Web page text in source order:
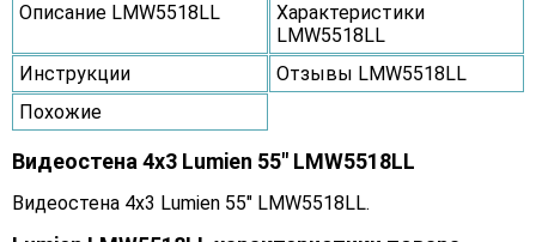
Описание LMW5518LL
Характеристики
LMW5518LL
Инструкции
Отзывы LMW5518LL
Похожие
Видеостена 4x3 Lumien 55" LMW5518LL
Видеостена 4x3 Lumien 55" LMW5518LL.